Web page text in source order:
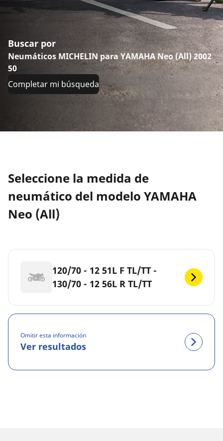
Buscar por
Neumáticos MICHELIN para YAMAHA Neo (All) 2002
50
Completar mi búsqueda
Seleccione la medida de
neumático del modelo YAMAHA
Neo (All)
120/70 - 12 51L F TL/TT -
130/70 - 12 56L R TL/TT
Omitir esta información
Ver resultados